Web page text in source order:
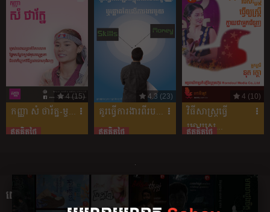
កញ្ញា សំ ថារ័ត្ន-ម្ច...
4 (15)
ឥតគិតថ្លៃ
គួរ​ធ្វើការងារ​ពីរ​ប...
4.3 (23)
ឥតគិតថ្លៃ
វិធីសាស្រ្តធ្វើ
អោយស្...
4 (10)
ឥតគិតថ្លៃ
ពេញនិយម